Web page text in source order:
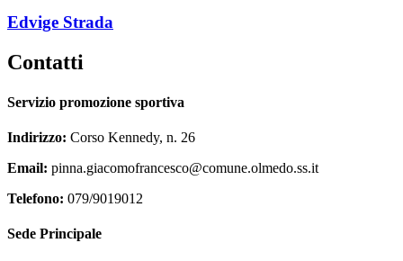
Edvige Strada
Contatti
Servizio promozione sportiva
Indirizzo: Corso Kennedy, n. 26
Email: pinna.giacomofrancesco@comune.olmedo.ss.it
Telefono: 079/9019012
Sede Principale